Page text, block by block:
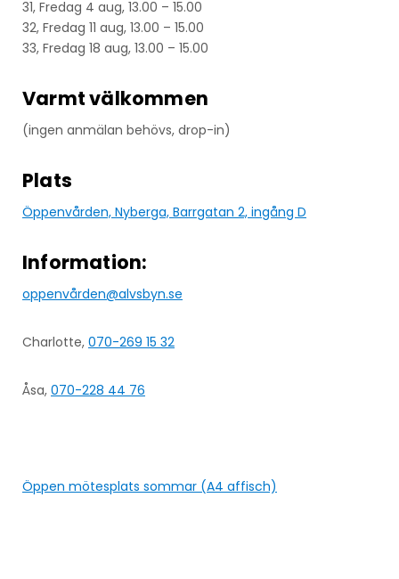
31, Fredag 4 aug, 13.00 – 15.00
32, Fredag 11 aug, 13.00 – 15.00
33, Fredag 18 aug, 13.00 – 15.00
Varmt välkommen
(ingen anmälan behövs, drop-in)
Plats
Öppenvården, Nyberga, Barrgatan 2, ingång D
Information:
oppenvården@alvsbyn.se
Charlotte, 070-269 15 32
Åsa, 070-228 44 76
Öppen mötesplats sommar (A4 affisch)